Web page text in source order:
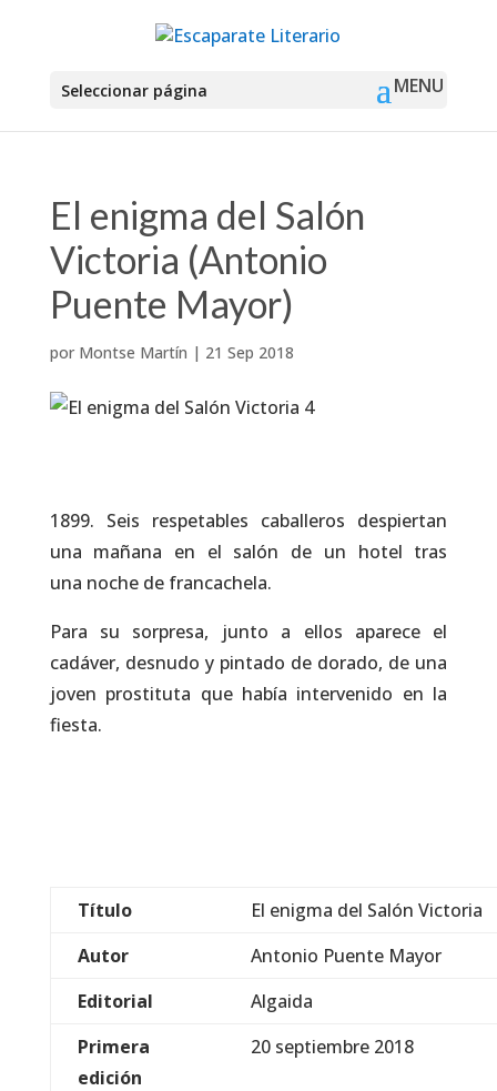
Seleccionar página
El enigma del Salón
Victoria (Antonio
Puente Mayor)
por Montse Martín | 21 Sep 2018
1899. Seis respetables caballeros despiertan
una mañana en el salón de un hotel tras
una noche de francachela.
Para su sorpresa, junto a ellos aparece el
cadáver, desnudo y pintado de dorado, de una
joven prostituta que había intervenido en la
fiesta.
Título
El enigma del Salón Victoria
Autor
Antonio Puente Mayor
Editorial
Algaida
Primera
edición
20 septiembre 2018